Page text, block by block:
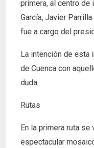
primera, al centro de
García, Javier
fue a cargo del
La intención de esta
de Cuenca con
duda.
Rutas
En la primera ruta
espectacular